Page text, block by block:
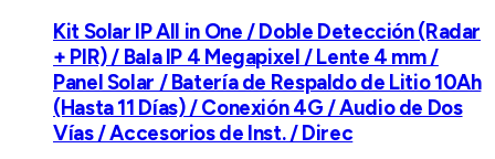
Kit Solar IP All in One / Doble Detección (Radar
+ PIR) / Bala IP 4 Megapixel / Lente 4 mm /
Panel Solar / Batería de Respaldo de Litio 10Ah
(Hasta 11 Días) / Conexión 4G / Audio de Dos
Vías / Accesorios de Inst. / Direc